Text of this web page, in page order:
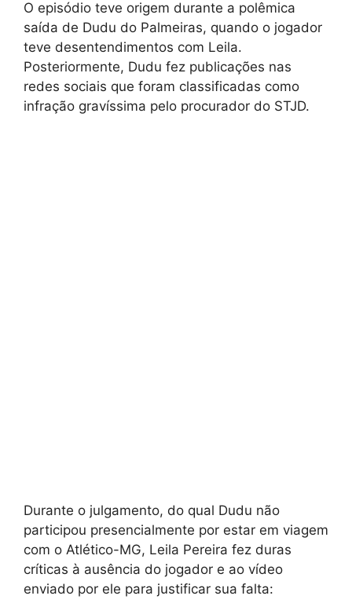
O episódio teve origem durante a polêmica
saída de Dudu do Palmeiras, quando o jogador
teve desentendimentos com Leila.
Posteriormente, Dudu fez publicações nas
redes sociais que foram classificadas como
infração gravíssima pelo procurador do STJD.
Durante o julgamento, do qual Dudu não
participou presencialmente por estar em viagem
com o Atlético-MG, Leila Pereira fez duras
críticas à ausência do jogador e ao vídeo
enviado por ele para justificar sua falta: